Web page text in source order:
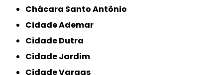
Chácara Santo Antônio
Cidade Ademar
Cidade Dutra
Cidade Jardim
Cidade Vargas